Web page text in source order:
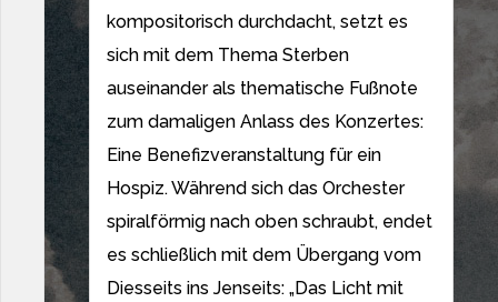
kompositorisch durchdacht, setzt es
sich mit dem Thema Sterben
auseinander als thematische Fußnote
zum damaligen Anlass des Konzertes:
Eine Benefizveranstaltung für ein
Hospiz. Während sich das Orchester
spiralförmig nach oben schraubt, endet
es schließlich mit dem Übergang vom
Diesseits ins Jenseits: „Das Licht mit